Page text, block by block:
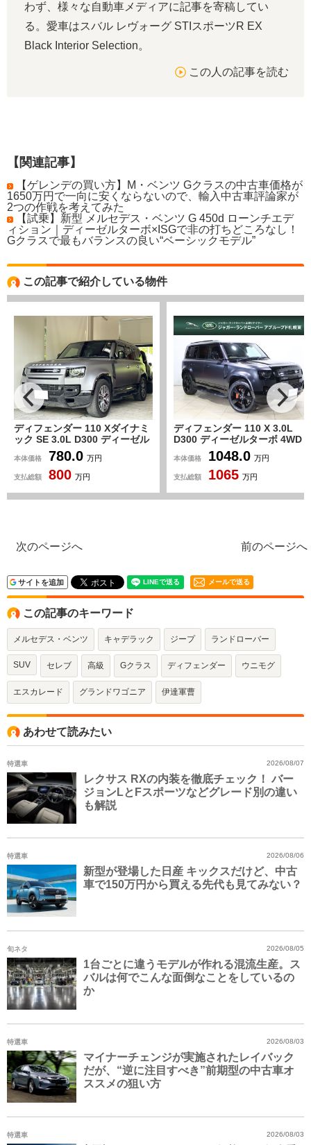
わず、様々な自動車メディアに記事を寄稿してい
る。愛車はスバル レヴォーグ STIスポーツR EX
Black Interior Selection。
この人の記事を読む
【関連記事】
【ゲレンデの買い方】M・ベンツ Gクラスの中古車価格が
1650万円で一向に安くならないので、輸入中古車評論家が
2つの作戦を考えてみた
【試乗】新型 メルセデス・ベンツ G 450d ローンチエデ
ィション｜ディーゼルターボ×ISGで非の打ちどころなし！
Gクラスで最もバランスの良い“ベーシックモデル”
この記事で紹介している物件
ディフェンダー 110 Xダイナミ
ック SE 3.0L D300 ディーゼル
ターボ 4WD AppleCarPlay デ
ジタルミラー 前後ドラレコ
メリディアンサウンド パノラ
ミックカメラ ルーフレール
背面タイヤ HUD
本体価格 780.0 万円
支払総額 800 万円
ディフェンダー 110 X 3.0L
D300 ディーゼルターボ 4WD
・パノラマサンルーフ・レザー
シート・シートクーラー・ステ
アリングヒーター・
MERIDIAN・ワイヤレスチャー
ジング・COOL BOX・サイド
本体価格 1048.0 万円
支払総額 1065 万円
次のページへ 前のページへ
サイトを追加 メールで送る
この記事のキーワード
メルセデス・ベンツ キャデラック ジープ ランドローバー
SUV セレブ 高級 Gクラス ディフェンダー ウニモグ
エスカレード グランドワゴニア 伊達軍曹
あわせて読みたい
特選車
レクサス RXの内装を徹底チェック！ バー
ジョンLとFスポーツなどグレード別の違い
も解説
2026/08/07
特選車
新型が登場した日産 キックスだけど、中古
車で150万円から買える先代も見てみない？
2026/08/06
旬ネタ
1台ごとに違うモデルが作れる混流生産。ス
バルは何でこんな面倒なことをしているの
か
2026/08/05
特選車
マイナーチェンジが実施されたレイバック
だが、“逆に注目すべき”前期型の中古車オ
ススメの狙い方
2026/08/03
特選車 2026/08/03